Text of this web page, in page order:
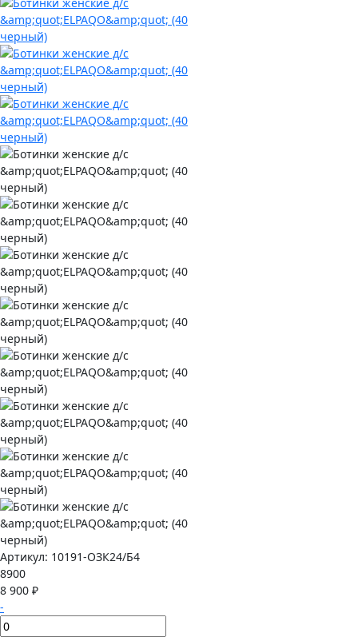
Артикул: 10191-ОЗК24/Б4
8900
8 900 ₽
-